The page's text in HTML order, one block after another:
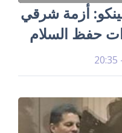
أزمة شرقي
حفظ السلام